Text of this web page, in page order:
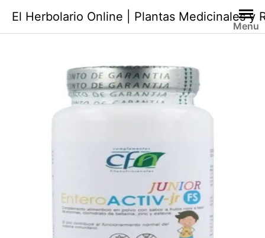
contenido
El Herbolario Online | Plantas Medicinales y
Menu